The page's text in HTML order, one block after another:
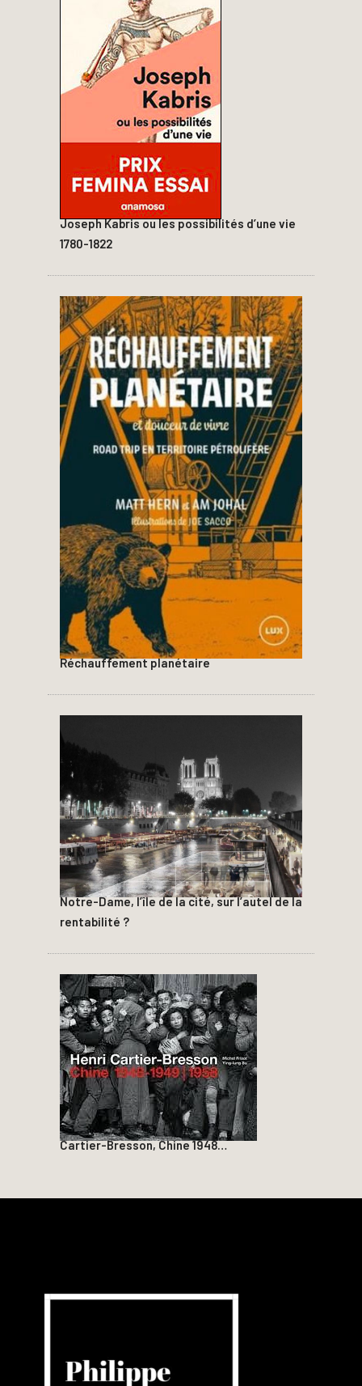
Joseph Kabris ou les possibilités d’une vie
1780-1822
Réchauffement planétaire
Notre-Dame, l’île de la cité, sur l’autel de la
rentabilité ?
Cartier-Bresson, Chine 1948…